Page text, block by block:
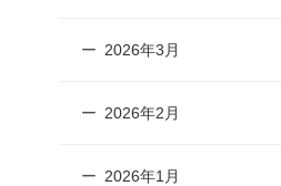
2026年3月
2026年2月
2026年1月